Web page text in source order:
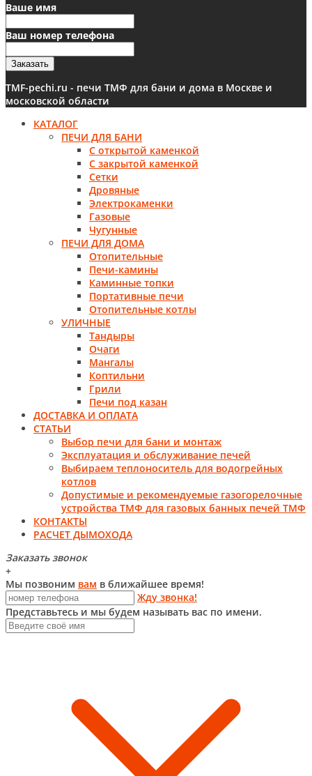
Ваше имя
Ваш номер телефона
Заказать
TMF-pechi.ru - печи ТМФ для бани и дома в Москве и
московской области
КАТАЛОГ
ПЕЧИ ДЛЯ БАНИ
С открытой каменкой
С закрытой каменкой
Сетки
Дровяные
Электрокаменки
Газовые
Чугунные
ПЕЧИ ДЛЯ ДОМА
Отопительные
Печи-камины
Каминные топки
Портативные печи
Отопительные котлы
УЛИЧНЫЕ
Тандыры
Очаги
Мангалы
Коптильни
Грили
Печи под казан
ДОСТАВКА И ОПЛАТА
СТАТЬИ
Выбор печи для бани и монтаж
Эксплуатация и обслуживание печей
Выбираем теплоноситель для водогрейных
котлов
Допустимые и рекомендуемые газогорелочные
устройства ТМФ для газовых банных печей ТМФ
КОНТАКТЫ
РАСЧЕТ ДЫМОХОДА
Заказать звонок
+
Мы позвоним вам в ближайшее время!
Жду звонка!
Представьтесь и мы будем называть вас по имени.